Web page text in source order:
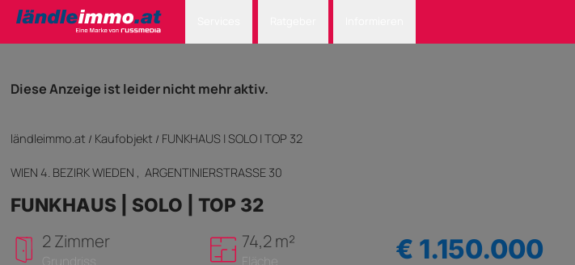
Diese Anzeige ist leider nicht mehr aktiv.
ländleimmo.at / Kaufobjekt / FUNKHAUS | SOLO | TOP 32
WIEN 4. BEZIRK WIEDEN , ARGENTINIERSTRASSE 30
FUNKHAUS | SOLO | TOP 32
2 Zimmer
Grundriss
74,2 m²
Fläche € 1.150.000